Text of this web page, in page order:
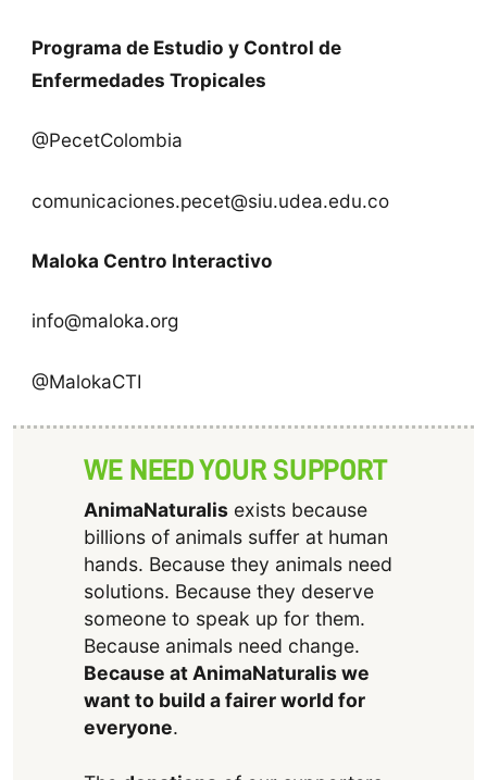
Programa de Estudio y Control de
Enfermedades Tropicales
@PecetColombia
comunicaciones.pecet@siu.udea.edu.co
Maloka Centro Interactivo
info@maloka.org
@MalokaCTI
WE NEED YOUR SUPPORT
AnimaNaturalisexists because
billions of animals suffer at human
hands. Because they animals need
solutions. Because they deserve
someone to speak up for them.
Because animals need change.
Because at AnimaNaturalis we
want to build a fairer world for
everyone.